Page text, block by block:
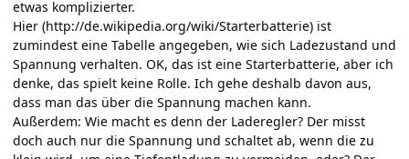
etwas komplizierter.
Hier (http://de.wikipedia.org/wiki/Starterbatterie) ist
zumindest eine Tabelle angegeben, wie sich Ladezustand und
Spannung verhalten. OK, das ist eine Starterbatterie, aber ich
denke, das spielt keine Rolle. Ich gehe deshalb davon aus,
dass man das über die Spannung machen kann.
Außerdem: Wie macht es denn der Laderegler? Der misst
doch auch nur die Spannung und schaltet ab, wenn die zu